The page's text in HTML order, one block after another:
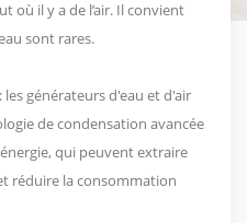
où il y a de l’air. Il convient
sont rares.
les générateurs d'eau et d'air
de condensation avancée
qui peuvent extraire
réduire la consommation